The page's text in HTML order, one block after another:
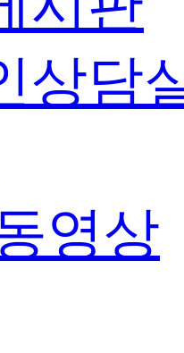
상담
영상